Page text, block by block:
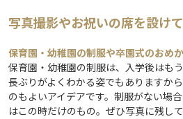
写真撮影やお祝いの席を設け
保育園・幼稚園の制服や卒園式のおめ
保育園・幼稚園の制服は、入学後はも
長ぶりがよくわかる姿でもありますか
のもよいアイデアです。制服がない場
はこの時だけのもの。ぜひ写真に残して